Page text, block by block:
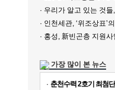
· 우리가 알고 있는 것들, 성
· 인천세관, ‘위조상표’의류 사회
· 홍성, 新빈곤층 지원
가장 많이 본 뉴스
· 춘천수력 2호기 최첨단 시설 교체, 연간 11여 억원